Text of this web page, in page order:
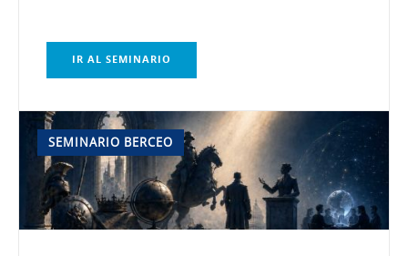
IR AL SEMINARIO
SEMINARIO BERCEO